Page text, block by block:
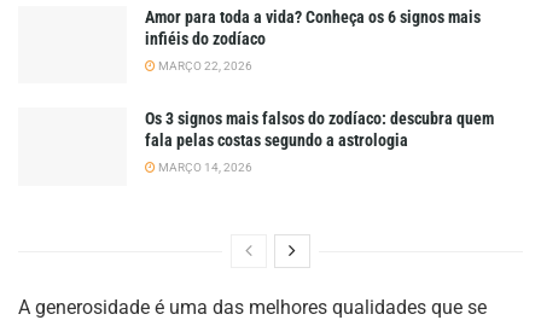
Amor para toda a vida? Conheça os 6 signos mais
infiéis do zodíaco
MARÇO 22, 2026
Os 3 signos mais falsos do zodíaco: descubra quem
fala pelas costas segundo a astrologia
MARÇO 14, 2026
A generosidade é uma das melhores qualidades que se